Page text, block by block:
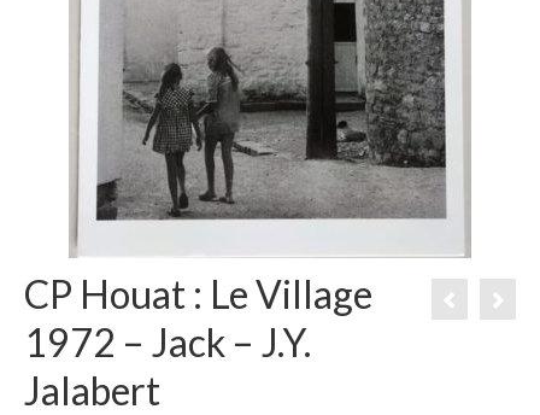
CP Houat : Le Village
1972 – Jack – J.Y.
Jalabert